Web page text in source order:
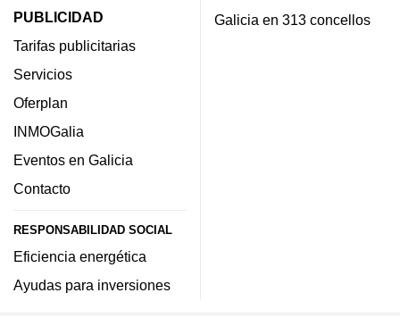
PUBLICIDAD
Tarifas publicitarias
Servicios
Oferplan
INMOGalia
Eventos en Galicia
Contacto
RESPONSABILIDAD SOCIAL
Eficiencia energética
Ayudas para inversiones
Galicia en 313 concellos